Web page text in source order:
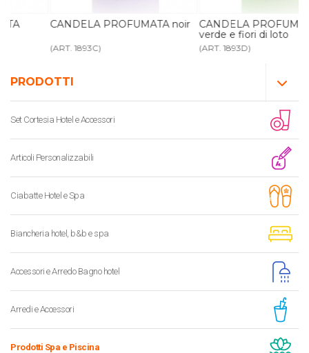
PRODOTTI
Set Cortesia Hotel e Accessori
Articoli Personalizzabili
Ciabatte Hotel e Spa
Biancheria hotel, b&b e spa
Accessori e Arredo Bagno hotel
Arredi e Accessori
Prodotti Spa e Piscina
CANDELA PROFUMATA noir
(ART. 1893C)
CANDELA PROFUMATA tè
verde e fiori di loto
(ART. 1893D)